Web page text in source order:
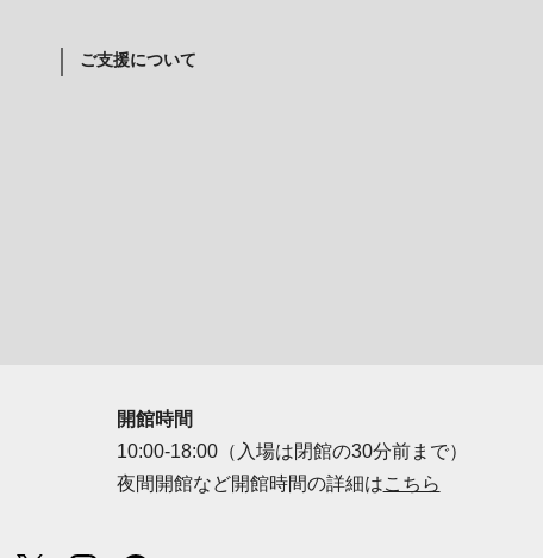
ご支援について
開館時間
10:00-18:00（入場は閉館の30分前まで）
夜間開館など開館時間の詳細はこちら